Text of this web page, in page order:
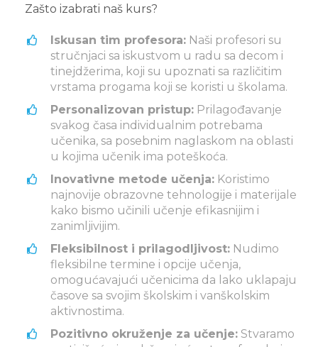
Zašto izabrati naš kurs?
Iskusan tim profesora: Naši profesori su
stručnjaci sa iskustvom u radu sa decom i
tinejdžerima, koji su upoznati sa različitim
vrstama progama koji se koristi u školama.
Personalizovan pristup: Prilagođavanje
svakog časa individualnim potrebama
učenika, sa posebnim naglaskom na oblasti
u kojima učenik ima poteškoća.
Inovativne metode učenja: Koristimo
najnovije obrazovne tehnologije i materijale
kako bismo učinili učenje efikasnijim i
zanimljivijim.
Fleksibilnost i prilagodljivost: Nudimo
fleksibilne termine i opcije učenja,
omogućavajući učenicima da lako uklapaju
časove sa svojim školskim i vanškolskim
aktivnostima.
Pozitivno okruženje za učenje: Stvaramo